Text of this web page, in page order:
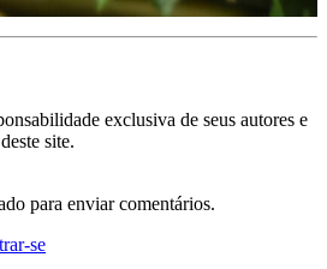
exclusiva de seus autores e
site.
para enviar comentários.
se